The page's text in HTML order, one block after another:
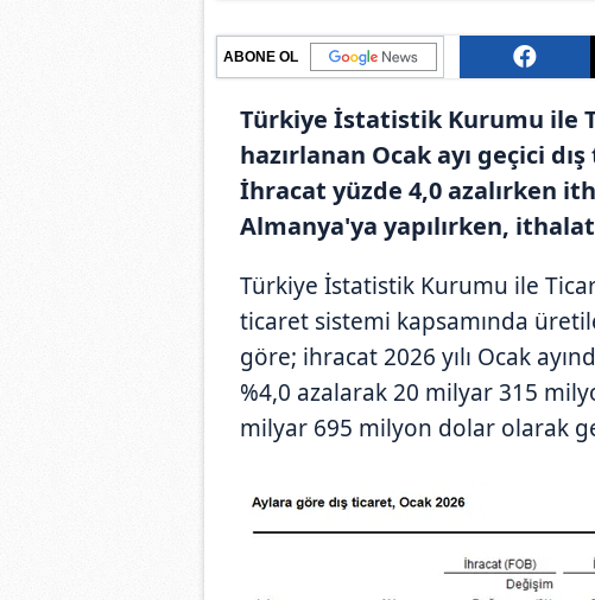
ABONE OL
Türkiye İstatistik Kurumu ile
hazırlanan Ocak ayı geçici
İhracat yüzde 4,0 azalırken
Almanya'ya yapılırken,
Türkiye İstatistik Kurumu ile
ticaret sistemi kapsamında
göre; ihracat 2026 yılı Ocak
%4,0 azalarak 20 milyar 315
milyar 695 milyon dolar olarak